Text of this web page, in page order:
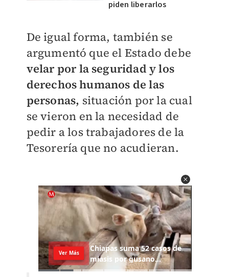
piden liberarlos
De igual forma, también se
argumentó que el Estado debe
velar por la seguridad y los
derechos humanos de las
personas, situación por la cual
se vieron en la necesidad de
pedir a los trabajadores de la
Tesorería que no acudieran.